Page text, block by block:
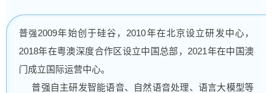
普强2009年始创于硅谷，2010年在北京设立研发中心，
2018年在粤澳深度合作区设立中国总部，2021年在中国澳
门成立国际运营中心。
普强自主研发智能语音、自然语音处理、语言大模型等